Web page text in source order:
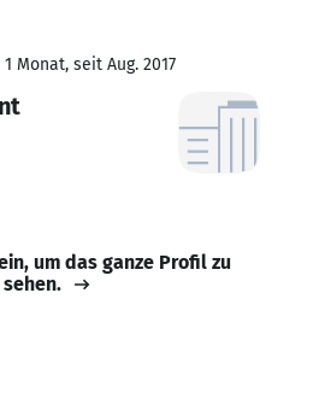
Monat, seit Aug. 2017
um das ganze Profil zu
sehen.